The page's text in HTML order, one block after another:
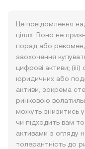
Це повідомлення
цілях. Воно не
порад або
заохочення
цифрові активи; (iii)
юридичних або
активи, зокрема
ринковою
можуть знизитись у
чи підходить вам
активами з огляду
толерантність до